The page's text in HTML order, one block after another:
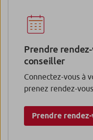
Prendre
conseiller
Connectez-vous à
prenez rendez-
Prendre